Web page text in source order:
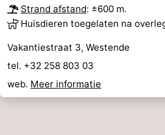
Strand afstand: ±600 m.
Huisdieren toegelaten na
Vakantiestraat 3, Westende
tel. +32 258 803 03
web. Meer informatie